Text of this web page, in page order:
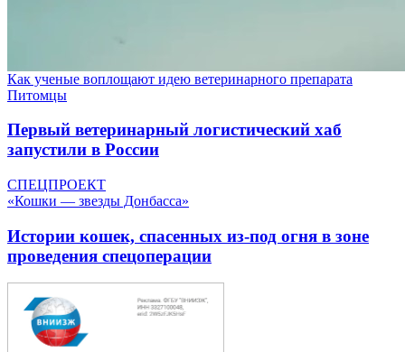
Как ученые воплощают идею ветеринарного препарата
Питомцы
Первый ветеринарный логистический хаб
запустили в России
СПЕЦПРОЕКТ
«Кошки — звезды Донбасса»
Истории кошек, спасенных из-под огня в зоне
проведения спецоперации